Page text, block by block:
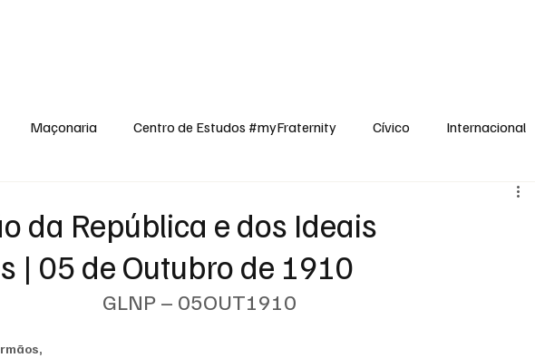
Maçonaria Centro de Estudos #myFraternity Cívico Internacional
da República e dos Ideais
| 05 de Outubro de 1910
GLNP – 05OUT1910